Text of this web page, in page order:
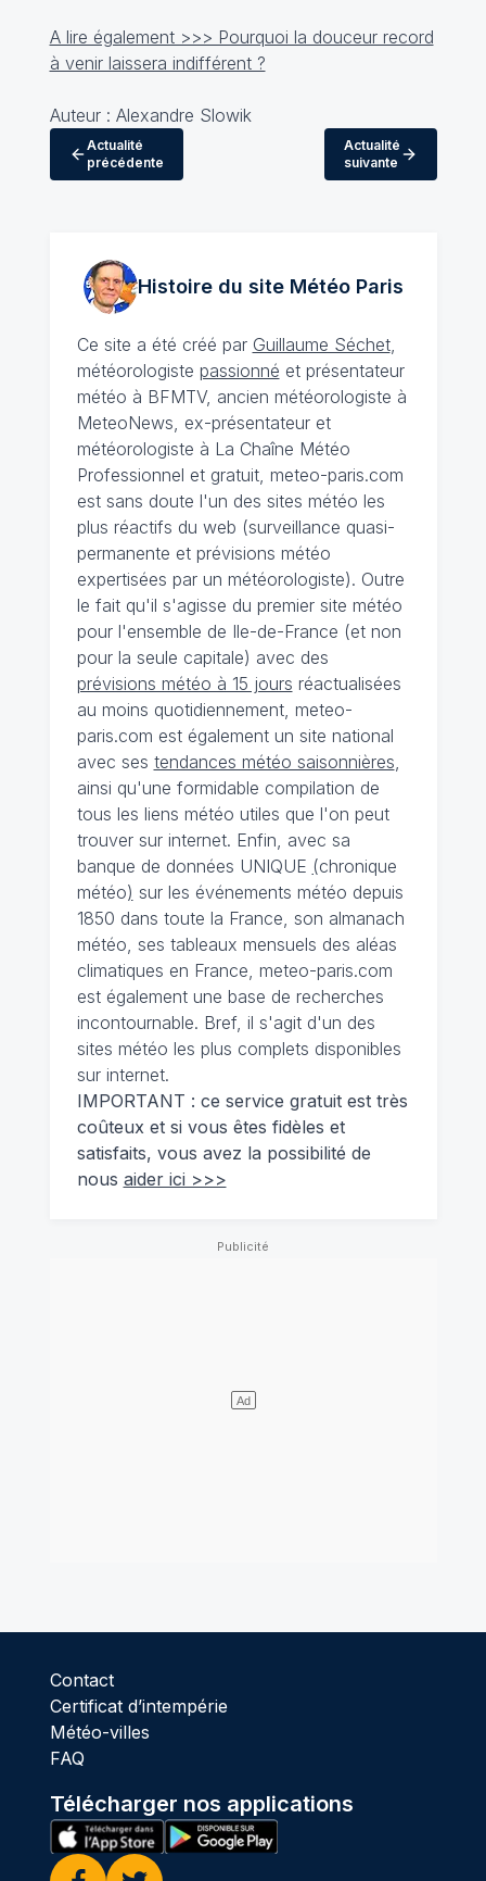
A lire également >>> Pourquoi la douceur record
à venir laissera indifférent ?
Auteur : Alexandre Slowik
Actualité
précédente
Actualité
suivante
Histoire du site MétéoParis
Ce site a été créé par Guillaume Séchet,
météorologiste passionné et présentateur
météo à BFMTV, ancien météorologiste à
MeteoNews, ex-présentateur et
météorologiste à La Chaîne Météo
Professionnel et gratuit, meteo-paris.com
est sans doute l'un des sites météo les
plus réactifs du web (surveillance quasi-
permanente et prévisions météo
expertisées par un météorologiste). Outre
le fait qu'il s'agisse du premier site météo
pour l'ensemble de Ile-de-France (et non
pour la seule capitale) avec des
prévisions météo à 15 jours réactualisées
au moins quotidiennement, meteo-
paris.com est également un site national
avec ses tendances météo saisonnières,
ainsi qu'une formidable compilation de
tous les liens météo utiles que l'on peut
trouver sur internet. Enfin, avec sa
banque de données UNIQUE (chronique
météo) sur les événements météo depuis
1850 dans toute la France, son almanach
météo, ses tableaux mensuels des aléas
climatiques en France, meteo-paris.com
est également une base de recherches
incontournable. Bref, il s'agit d'un des
sites météo les plus complets disponibles
sur internet.
IMPORTANT : ce service gratuit est très
coûteux et si vous êtes fidèles et
satisfaits, vous avez la possibilité de
nous aider ici >>>
Contact
Certificat d’intempérie
Météo-villes
FAQ
Télécharger nos applications